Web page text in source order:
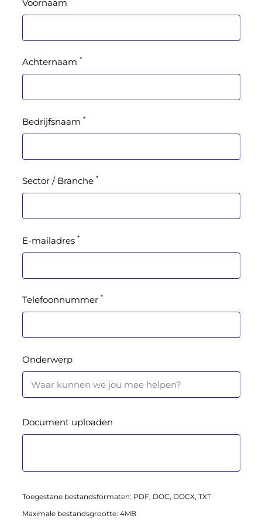
Voornaam
Achternaam *
Bedrijfsnaam *
Sector / Branche *
E-mailadres *
Telefoonnummer *
Onderwerp
Document uploaden
Toegestane bestandsformaten: PDF, DOC, DOCX, TXT
Maximale bestandsgrootte: 4MB